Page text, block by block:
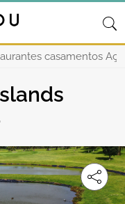
casamentos